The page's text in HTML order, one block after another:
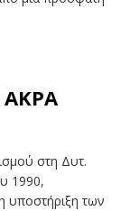
ΑΚΡΑ
στη Δυτ.
1990,
υποστήριξη των